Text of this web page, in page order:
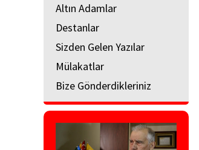
Altın Adamlar
Destanlar
Sizden Gelen Yazılar
Mülakatlar
Bize Gönderdikleriniz